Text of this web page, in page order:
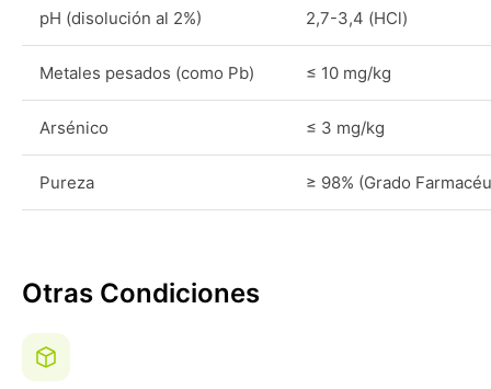
pH (disolución al 2%) 2,7-3,4 (HCl)
Metales pesados (como Pb) ≤ 10 mg/kg
Arsénico ≤ 3 mg/kg
Pureza ≥ 98% (Grado
Otras Condiciones